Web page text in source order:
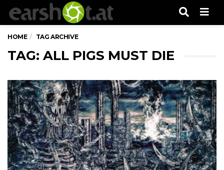
HOME TAG ARCHIVE
TAG: ALL PIGS MUST DIE